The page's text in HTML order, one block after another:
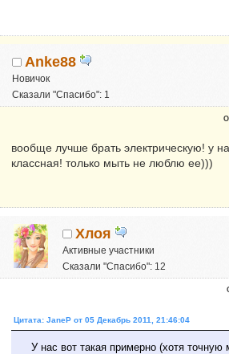
Anke88
Новичок
Сказали "Спасибо": 1
вообще лучше брать электрическую! у
классная! только мыть не люблю ее)))
Хлоя
Активные участники
Сказали "Спасибо": 12
Цитата: JaneP от 05 Декабрь 2011, 21:46:04
У нас вот такая примерно (хотя точную